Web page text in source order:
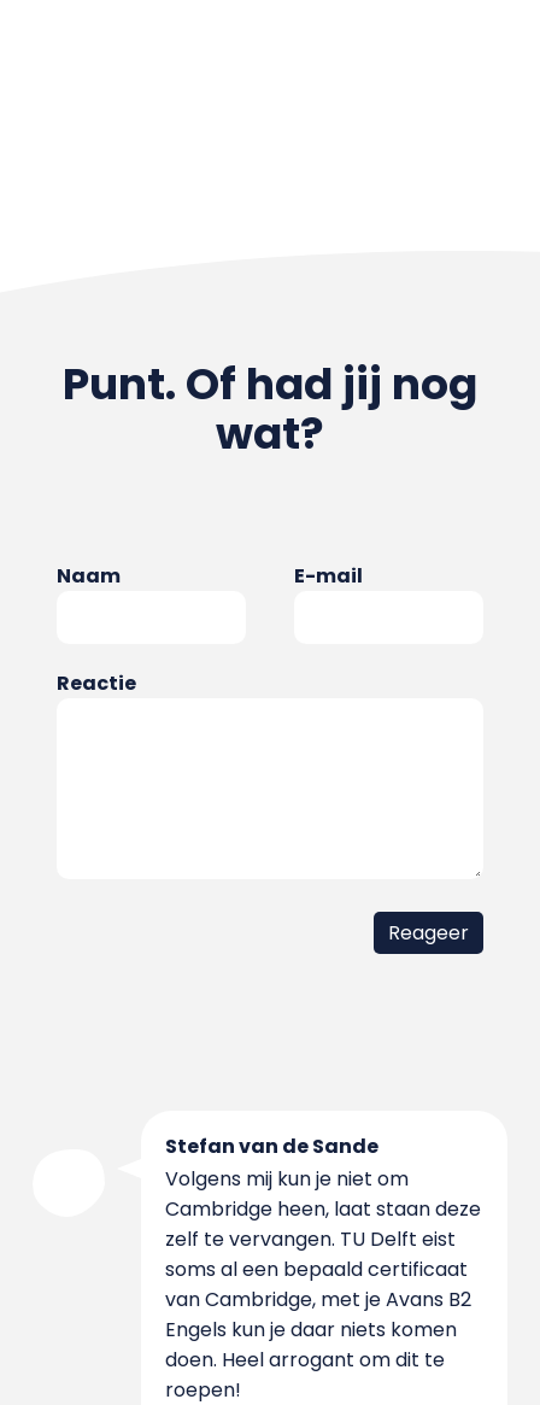
Punt. Of had jij nog
wat?
Naam E-mail
Reactie
Stefan van de Sande
Volgens mij kun je niet om
Cambridge heen, laat staan deze
zelf te vervangen. TU Delft eist
soms al een bepaald certificaat
van Cambridge, met je Avans B2
Engels kun je daar niets komen
doen. Heel arrogant om dit te
roepen!